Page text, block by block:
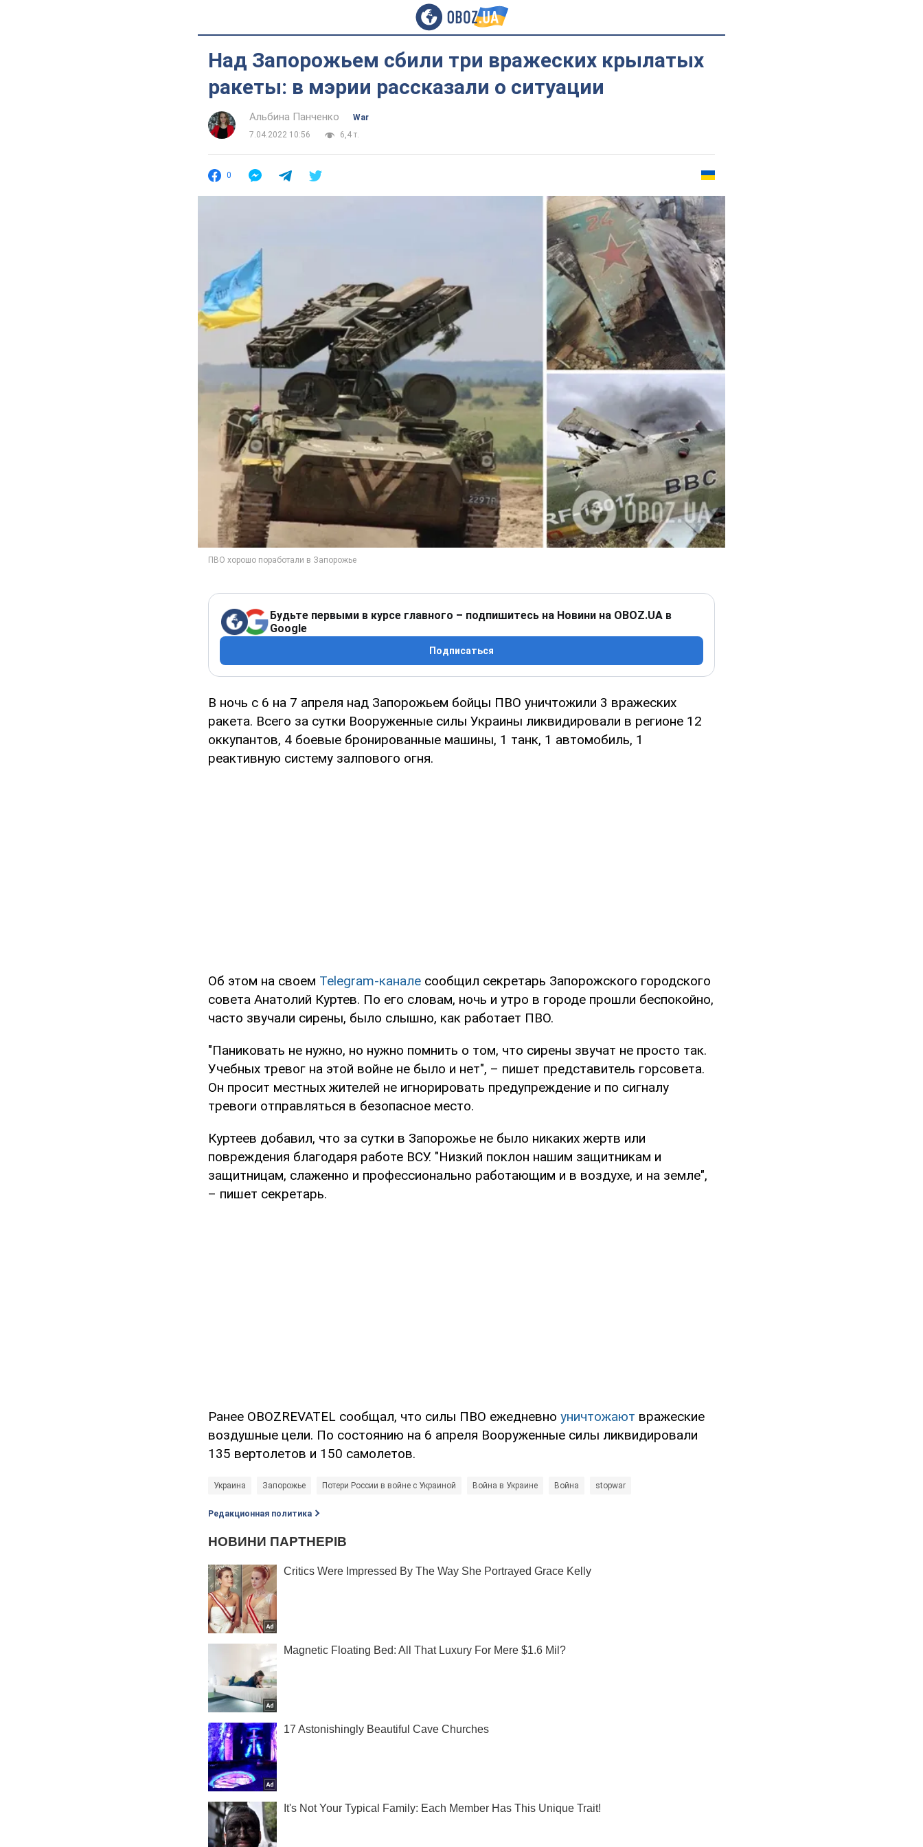
Над Запорожьем сбили три вражеских крылатых
ракеты: в мэрии рассказали о ситуации
Альбина Панченко
War
7.04.2022 10:56
6,4 т.
0
Будьте первыми в курсе главного – подпишитесь на Новини на OBOZ.UA в
Google
Подписаться
В ночь с 6 на 7 апреля над Запорожьем бойцы ПВО уничтожили 3 вражеских
ракета. Всего за сутки Вооруженные силы Украины ликвидировали в регионе 12
оккупантов, 4 боевые бронированные машины, 1 танк, 1 автомобиль, 1
реактивную систему залпового огня.
Об этом на своем Telegram-канале сообщил секретарь Запорожского городского
совета Анатолий Куртев. По его словам, ночь и утро в городе прошли беспокойно,
часто звучали сирены, было слышно, как работает ПВО.
"Паниковать не нужно, но нужно помнить о том, что сирены звучат не просто так.
Учебных тревог на этой войне не было и нет", – пишет представитель горсовета.
Он просит местных жителей не игнорировать предупреждение и по сигналу
тревоги отправляться в безопасное место.
Куртеев добавил, что за сутки в Запорожье не было никаких жертв или
повреждения благодаря работе ВСУ. "Низкий поклон нашим защитникам и
защитницам, слаженно и профессионально работающим и в воздухе, и на земле",
– пишет секретарь.
Ранее OBOZREVATEL сообщал, что силы ПВО ежедневно уничтожают вражеские
воздушные цели. По состоянию на 6 апреля Вооруженные силы ликвидировали
135 вертолетов и 150 самолетов.
Украина Запорожье Потери России в войне с Украиной Война в Украине Война stopwar
Редакционная политика